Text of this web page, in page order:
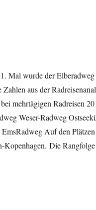
Mal wurde der
aus der
mehrtägigen Radreisen
Weser-Radweg
Auf den
Kopenhagen. Die